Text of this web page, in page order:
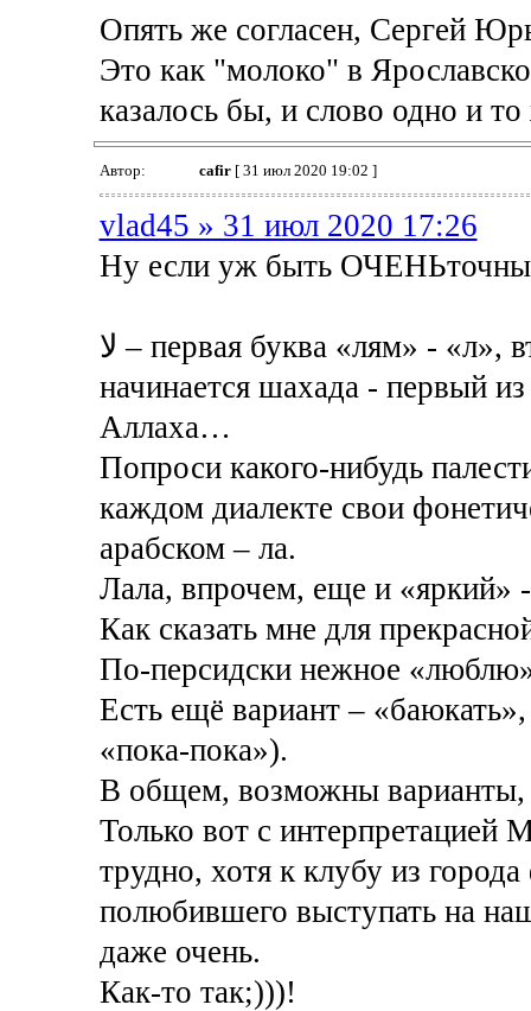
Опять же согласен, Сергей
Это как "молоко" в
казалось бы, и слово одно и
Автор: cafir[ 31 июл 2020 19:02 ]
vlad45 » 31 июл 2020 17:26
Ну если уж быть
لا – первая буква «лям» - «л», вторая «алеф» - «а». С этого слова
начинается шахада - первый
Аллаха…
Попроси какого-нибудь
каждом диалекте свои
арабском – ла.
Лала, впрочем, еще и «яркий»
Как сказать мне для
По-персидски нежное
Есть ещё вариант –
«пока-пока»).
В общем, возможны варианты,
Только вот с интерпретацией
трудно, хотя к клубу из
полюбившего выступать на
даже очень.
Как-то так;)))!